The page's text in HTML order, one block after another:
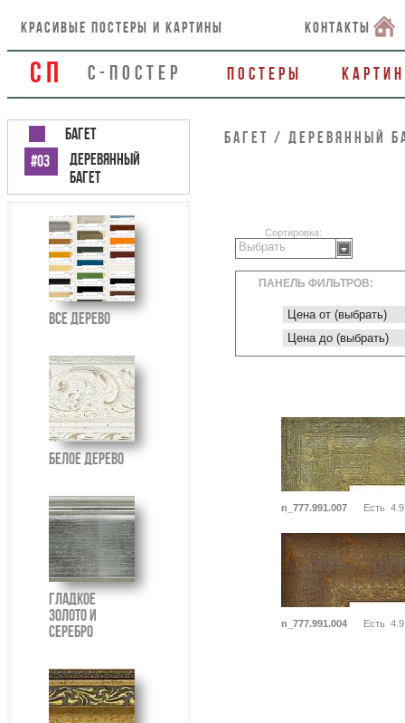
СП С-ПОСТЕР Постеры
красивые постеры и картины контакты
Все Дерево
Белое Дерево
Гладкое
Золото И
Серебро
Багет
#03
Деревянный
багет
Багет / Деревянный
Сортировка:
Выбрать
ПАНЕЛЬ ФИЛЬТРОВ:
n_777.991.007 Есть
n_777.991.004 Есть